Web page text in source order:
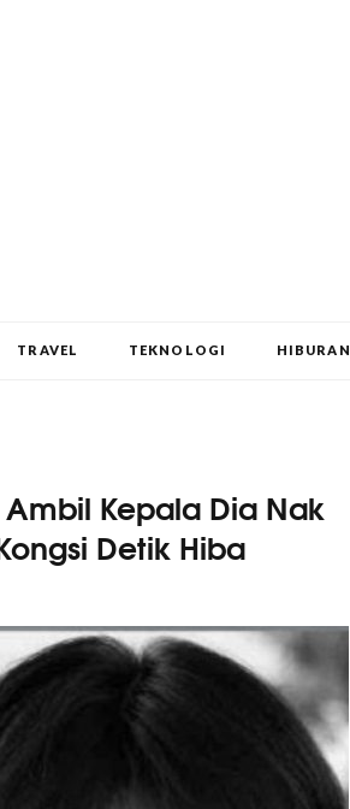
TRAVEL TEKNOLOGI HIBURAN
Kepala Dia Nak
Detik Hiba